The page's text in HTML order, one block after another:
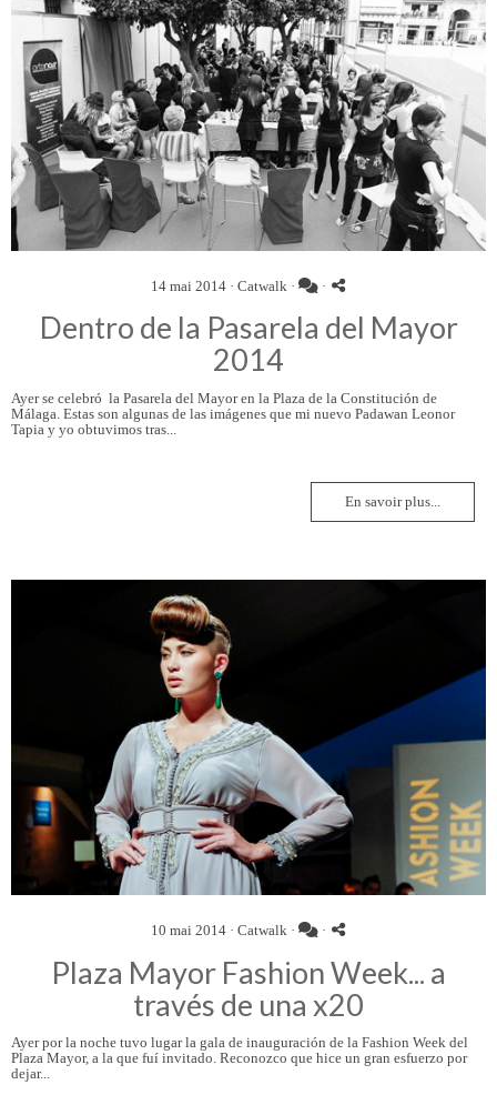
14 mai 2014 · Catwalk · ·
Dentro de la Pasarela del Mayor
2014
Ayer se celebró la Pasarela del Mayor en la Plaza de la Constitución de
Málaga. Estas son algunas de las imágenes que mi nuevo Padawan Leonor
Tapia y yo obtuvimos tras...
En savoir plus...
10 mai 2014 · Catwalk· ·
Plaza Mayor Fashion Week... a
través de una x20
Ayer por la noche tuvo lugar la gala de inauguración de la Fashion Week del
Plaza Mayor, a la que fuí invitado. Reconozco que hice un gran esfuerzo por
dejar...